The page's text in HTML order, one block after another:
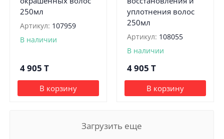
250мл
Артикул: 107959
В наличии
4 905 T
В корзину
уплотнения волос
250мл
Артикул: 108055
В наличии
4 905 T
В корзину
Загрузить еще